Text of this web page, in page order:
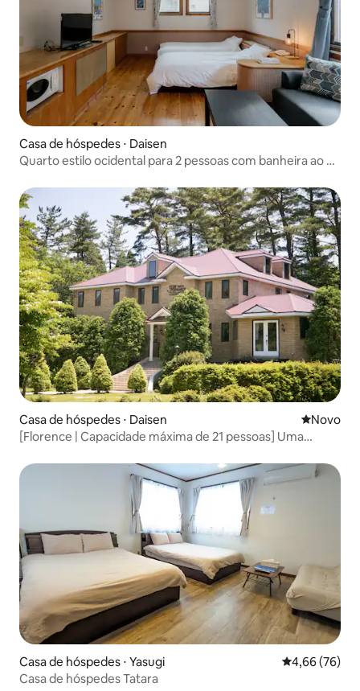
Casa de hóspedes ⋅ Daisen
Quarto estilo ocidental para 2 pessoas com banheira ao ar
Casa de hóspedes ⋅ Daisen Novo
Novo
[Florence | Capacidade máxima de 21 pessoas] Uma
natureza no sopé do Monte Oyama
Casa de hóspedes ⋅ Yasugi 4,66 de uma
4,66 (76)
Casa de hóspedes Tatara